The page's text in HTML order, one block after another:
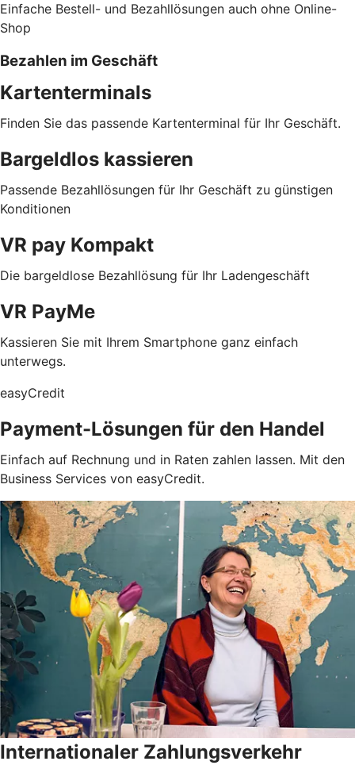
Einfache Bestell- und Bezahllösungen auch ohne Online-
Shop
Bezahlen im Geschäft
Kartenterminals
Finden Sie das passende Kartenterminal für Ihr Geschäft.
Bargeldlos kassieren
Passende Bezahllösungen für Ihr Geschäft zu günstigen
Konditionen
VR pay Kompakt
Die bargeldlose Bezahllösung für Ihr Ladengeschäft
VR PayMe
Kassieren Sie mit Ihrem Smartphone ganz einfach
unterwegs.
easyCredit
Payment-Lösungen für den Handel
Einfach auf Rechnung und in Raten zahlen lassen. Mit den
Business Services von easyCredit.
Internationaler Zahlungsverkehr